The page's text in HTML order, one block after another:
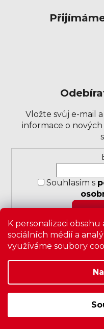
K personalizaci
sociálních médií a
využíváme soubory
Vložte svůj e-mail
informace o
odběruSouhlasím s